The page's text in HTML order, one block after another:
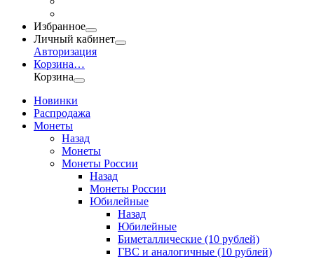
Избранное
Личный кабинет
Авторизация
Корзина…
Корзина
Новинки
Распродажа
Монеты
Назад
Монеты
Монеты России
Назад
Монеты России
Юбилейные
Назад
Юбилейные
Биметаллические (10 рублей)
ГВС и аналогичные (10 рублей)